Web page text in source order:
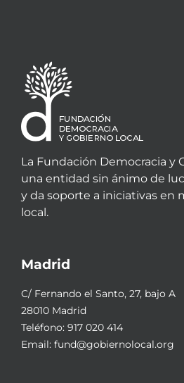
La Fundación Democracia y
una entidad sin ánimo de
y da soporte a iniciativas en
local.
Madrid
C/ Fernando el Santo, 27, bajo A
28010 Madrid
Teléfono: 917 020 414
Email: fund@gobiernolocal.org